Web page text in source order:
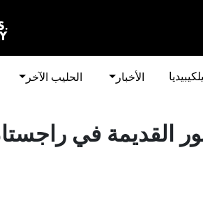
الأخبار الحليب الآخر
القديمة في